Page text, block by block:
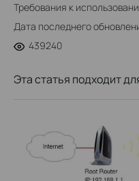
Требования к
Дата последнего
439240
Эта статья подходит